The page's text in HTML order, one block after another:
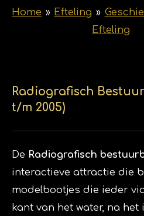
Home » Efteling »
Efteling
Radiografisch
t/m 2005)
De Radiografisch
interactieve attractie die
modelbootjes die ieder
kant van het water, na het